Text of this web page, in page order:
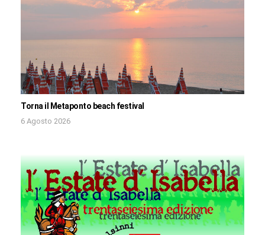
Torna il Metaponto beach festival
6 Agosto 2026